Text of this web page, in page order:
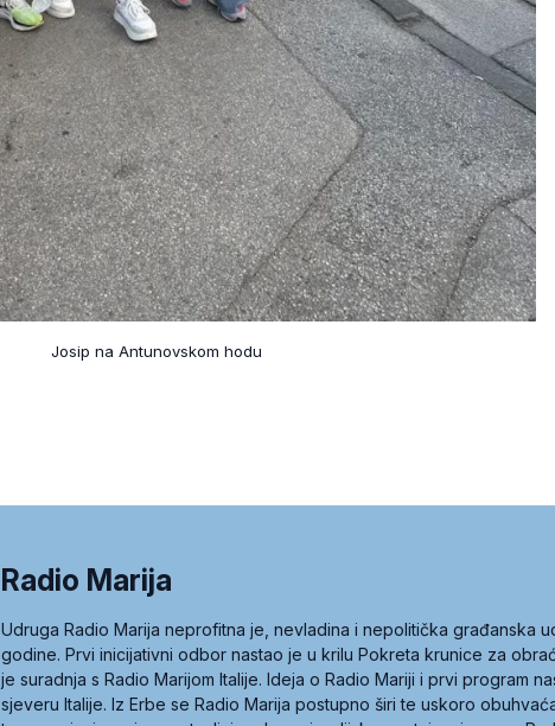
Josip na Antunovskom hodu
Radio Marija
Udruga Radio Marija neprofitna je, nevladina i nepolitička građanska
godine. Prvi inicijativni odbor nastao je u krilu Pokreta krunice za
je suradnja s Radio Marijom Italije. Ideja o Radio Mariji i prvi program
sjeveru Italije. Iz Erbe se Radio Marija postupno širi te uskoro